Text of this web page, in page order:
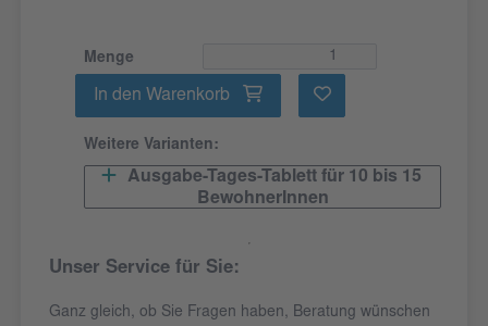
Menge
In den Warenkorb
Weitere Varianten:
Ausgabe-Tages-Tablett für 10 bis 15
BewohnerInnen
Unser Service für Sie:
Ganz gleich, ob Sie Fragen haben, Beratung wünschen